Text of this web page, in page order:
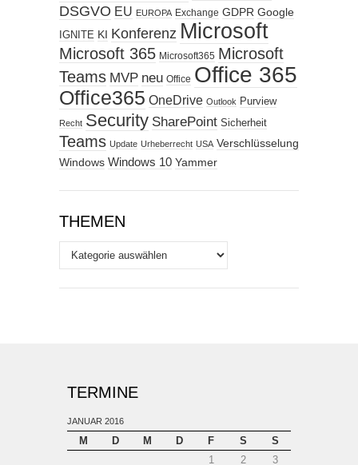
DSGVO EU EUROPA Exchange GDPR Google
IGNITE KI Konferenz Microsoft
Microsoft 365 Microsoft365 Microsoft
Teams MVP neu Office Office 365
Office365 OneDrive Outlook Purview
Recht Security SharePoint Sicherheit
Teams Update Urheberrecht USA Verschlüsselung
Windows Windows 10 Yammer
THEMEN
Themen
TERMINE
JANUAR 2016
M D M D F S
S
1
2 3